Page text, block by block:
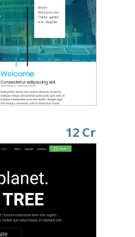
12 Cr